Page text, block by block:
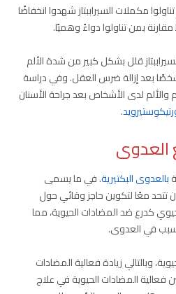
مكملات السيراببتاز شهدوا انخفاضًا
بمن تناولوا دواءً وهميًا.
قلل بشكل كبير من شدة الألم
بالدواء الوهمي في 24 شخصًا بعد إزالة ضرس العقل. وفي دراسة
والألم لدى الأشخاص بعد جراحة الأسنان
.
العدوى
بالعدوى البكتيرية. في ما يسمى
أن تتحد معًا لتكوين حاجز وقائي حول
كدرع ضد المضادات الحيوية، مما
في العدوى.
وبالتالي زيادة فعالية المضادات
فعالية المضادات الحيوية في علاج